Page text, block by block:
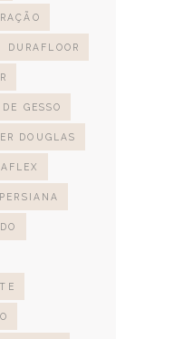
DURAFLOOR
DE GESSO
DOUGLAS
PERSIANA